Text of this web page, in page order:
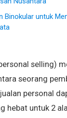
Binokular untuk
selling)
seorang
personal
hebat untuk 2